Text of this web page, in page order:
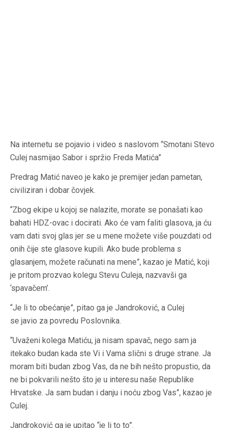
Na internetu se pojavio i video s naslovom “Smotani Stevo
Culej nasmijao Sabor i spržio Freda Matića”
Predrag Matić naveo je kako je premijer jedan pametan,
civiliziran i dobar čovjek.
“Zbog ekipe u kojoj se nalazite, morate se ponašati kao
bahati HDZ-ovac i docirati. Ako će vam faliti glasova, ja ću
vam dati svoj glas jer se u mene možete više pouzdati od
onih čije ste glasove kupili. Ako bude problema s
glasanjem, možete računati na mene”, kazao je Matić, koji
je pritom prozvao kolegu Stevu Culeja, nazvavši ga
‘spavačem’.
“Je li to obećanje”, pitao ga je Jandroković, a Culej
se javio za povredu Poslovnika.
“Uvaženi kolega Matiću, ja nisam spavač, nego sam ja
itekako budan kada ste Vi i Vama slični s druge strane. Ja
moram biti budan zbog Vas, da ne bih nešto propustio, da
ne bi pokvarili nešto što je u interesu naše Republike
Hrvatske. Ja sam budan i danju i noću zbog Vas”, kazao je
Culej.
Jandroković ga je upitao “je li to to”.